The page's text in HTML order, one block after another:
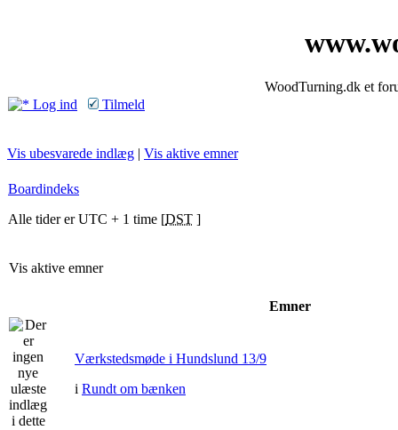
WoodTurning.dk et
Log ind
Tilmeld
Vis ubesvarede indlæg | Vis aktive emner
Boardindeks
Alle tider er UTC + 1 time [DST ]
Vis aktive emner
Emner
Værkstedsmøde i Hundslund 13/9
i Rundt om bænken